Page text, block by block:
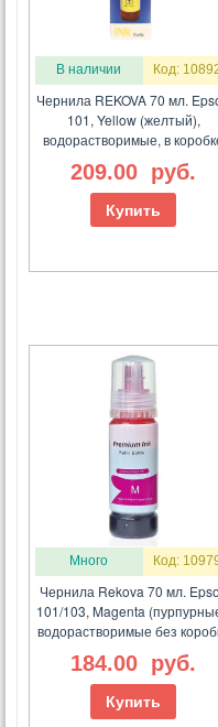
В наличии Код:
Чернила REKOVA 70 мл.
101, Yellow (желтый),
водорастворимые, в
209.00 руб.
Купить
Много Код:
Чернила Rekova 70 мл.
101/103, Magenta
водорастворимые без
184.00 руб.
Купить